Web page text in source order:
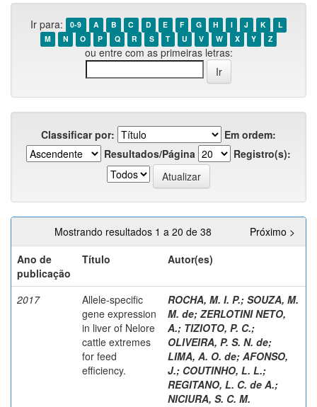
Ir para: 0-9 A B C D E F G H I J K
L
M
N O P Q R S T U V W X Y Z
ou entre com as primeiras letras:
Classificar por:
Em ordem:
Resultados/Página
Registro(s):
Mostrando resultados 1 a 20 de 38
Próximo >
Ano de
publicação
Título Autor(es)
2017
Allele-specific
gene expression
in liver of Nelore
cattle extremes
for feed
efficiency.
ROCHA, M. I. P.; SOUZA, M.
M. de; ZERLOTINI NETO,
A.; TIZIOTO, P. C.;
OLIVEIRA, P. S. N. de;
LIMA, A. O. de; AFONSO,
J.; COUTINHO, L. L.;
REGITANO, L. C. de A.;
NICIURA, S. C. M.